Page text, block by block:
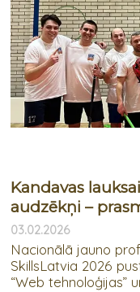
Kandavas
audzēkņi –
03.02.2026
Nacionālā jauno
SkillsLatvia 2026
“Web tehnoloģijas”